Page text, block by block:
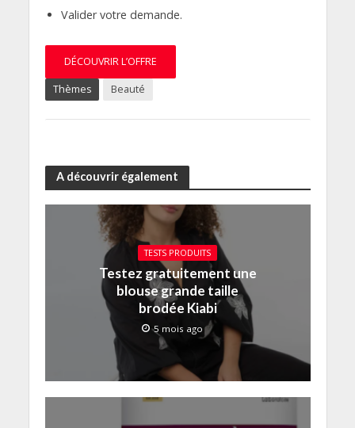
Valider votre demande.
DÉCOUVRIR L’OFFRE
Thèmes Beauté
A découvrir également
TESTS PRODUITS
Testez gratuitement une
blouse grande taille
brodée Kiabi
5 mois ago